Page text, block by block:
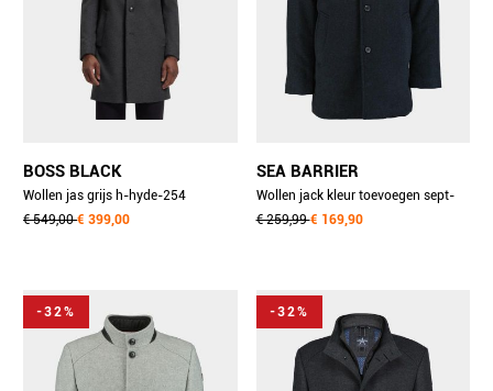
BOSS BLACK
Wollen jas grijs h-hyde-254
10273687 01 50549187/030
€ 549,00€ 399,00
SEA BARRIER
Wollen jack kleur toevoegen sept-
fant g0002889.t22a/0101
€ 259,99€ 169,90
-32% -32%